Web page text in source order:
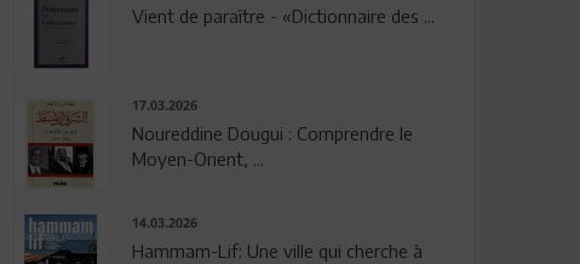
Vient de paraître - «Dictionnaire des ...
17.03.2026
Noureddine Dougui : Comprendre le
Moyen-Orient, ...
14.03.2026
Hammam-Lif: Une ville qui cherche à